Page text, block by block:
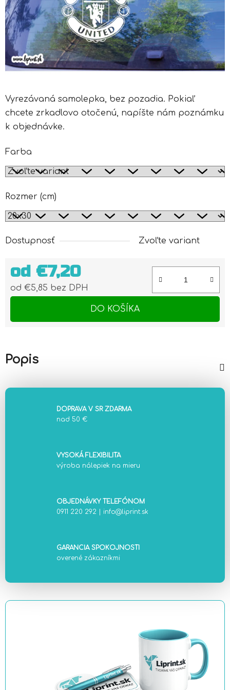
Vyrezávaná samolepka, bez pozadia. Pokiaľ
chcete zrkadlovo otočenú, napíšte nám poznámku
k objednávke.
Farba
Rozmer (cm)
Dostupnosť Zvoľte variant
od €7,20
od €5,85 bez DPH
DO KOŠÍKA
Popis
DOPRAVA V SR ZDARMA
nad 50 €
VYSOKÁ FLEXIBILITA
výroba nálepiek na mieru
OBJEDNÁVKY TELEFÓNOM
0911 220 292
info@liprint.sk
GARANCIA SPOKOJNOSTI
overené zákazníkmi